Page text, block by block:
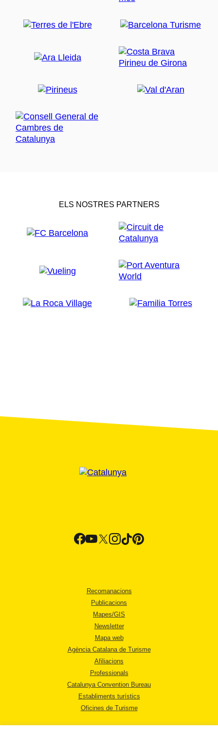
ELS NOSTRES PARTNERS
Recomanacions
Publicacions
Mapes/GIS
Newsletter
Mapa web
Agència Catalana de Turisme
Afiliacions
Professionals
Catalunya Convention Bureau
Establiments turístics
Oficines de Turisme